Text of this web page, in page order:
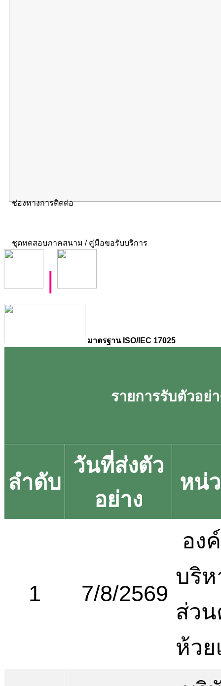
ช่องทางการติดต่อ
ชุดทดสอบภาคสนาม / คู่มือขอรับบริการ
|
มาตรฐาน ISO/IEC 17025
รายการรับตัวอย่
ลำดับ
วันที่ส่งตัว
อย่าง
หน่
1 7/8/2569
อง
บริห
ส่ว
ห้วย